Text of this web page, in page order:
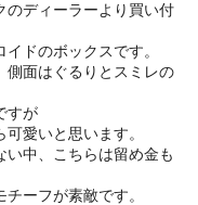
のディーラーより買い付
ドのボックスです。
側面はぐるりとスミレの
すが
愛いと思います。
中、こちらは留め金も
ーフが素敵です。